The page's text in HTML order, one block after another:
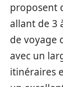
proposent
allant de 3
de voyage
avec un
itinéraires